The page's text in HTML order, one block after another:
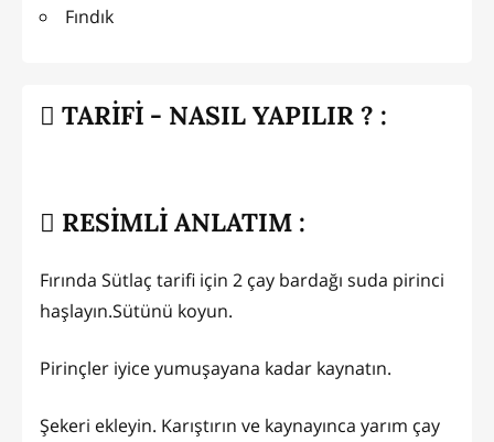
Fındık
TARİFİ - NASIL YAPILIR ? :
RESİMLİ ANLATIM :
Fırında Sütlaç tarifi için 2 çay bardağı suda pirinci
haşlayın.Sütünü koyun.
Pirinçler iyice yumuşayana kadar kaynatın.
Şekeri ekleyin. Karıştırın ve kaynayınca yarım çay